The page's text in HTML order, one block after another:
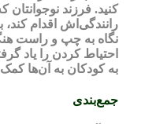
کنید. فرزند
نگاه به چپ و راست
احتیاط کردن را یاد
به کودکان به آن‌ها کمک
جمع‌بندی